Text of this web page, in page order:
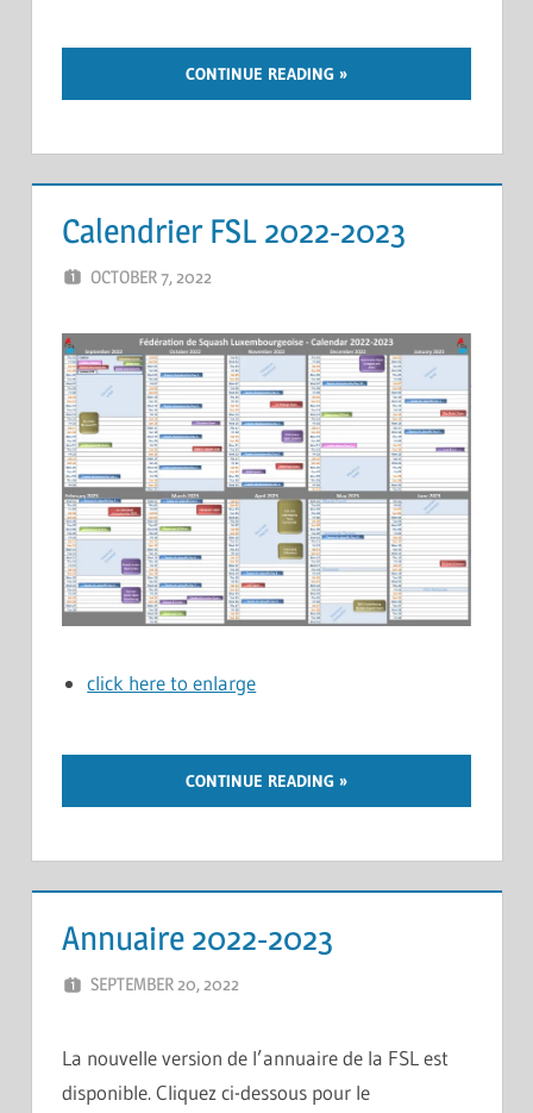
CONTINUE READING
Calendrier FSL 2022-2023
OCTOBER 7, 2022
click here to enlarge
CONTINUE READING
Annuaire 2022-2023
SEPTEMBER 20, 2022
La nouvelle version de l’annuaire de la FSL est
disponible. Cliquez ci-dessous pour le